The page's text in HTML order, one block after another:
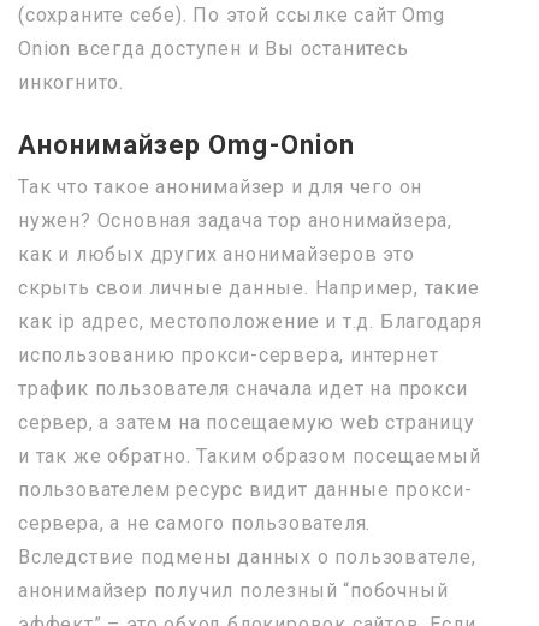
(сохраните себе). По этой ссылке сайт Omg
Onion всегда доступен и Вы останитесь
инкогнито.
Анонимайзер Omg-Onion
Так что такое анонимайзер и для чего он
нужен? Основная задача тор анонимайзера,
как и любых других анонимайзеров это
скрыть свои личные данные. Например, такие
как ip адрес, местоположение и т.д. Благодаря
использованию прокси-сервера, интернет
трафик пользователя сначала идет на прокси
сервер, а затем на посещаемую web страницу
и так же обратно. Таким образом посещаемый
пользователем ресурс видит данные прокси-
сервера, а не самого пользователя.
Вследствие подмены данных о пользователе,
анонимайзер получил полезный “побочный